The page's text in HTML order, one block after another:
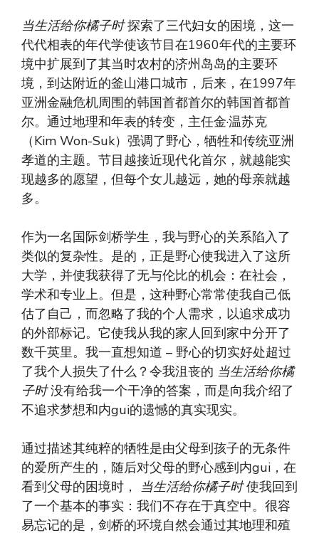
当生活给你橘子时探索了三代妇女的困境，这一
代代相表的年代学使该节目在1960年代的主要环
境中扩展到了其当时农村的济州岛岛的主要环
境，到达附近的釜山港口城市，后来，在1997年
亚洲金融危机周围的韩国首都首尔的韩国首都首
尔。通过地理和年表的转变，主任金·温苏克
（Kim Won-Suk）强调了野心，牺牲和传统亚洲
孝道的主题。节目越接近现代化首尔，就越能实
现越多的愿望，但每个女儿越远，她的母亲就越
多。
作为一名国际剑桥学生，我与野心的关系陷入了
类似的复杂性。是的，正是野心使我进入了这所
大学，并使我获得了无与伦比的机会：在社会，
学术和专业上。但是，这种野心常常使我自己低
估了自己，而忽略了我的个人需求，以追求成功
的外部标记。它使我从我的家人回到家中分开了
数千英里。我一直想知道 – 野心的切实好处超过
了我个人损失了什么？令我沮丧的 当生活给你橘
子时没有给我一个干净的答案，而是向我介绍了
不追求梦想和内gui的遗憾的真实现实。
通过描述其纯粹的牺牲是由父母到孩子的无条件
的爱所产生的，随后对父母的野心感到内gui，在
看到父母的困境时， 当生活给你橘子时使我回到
了一个基本的事实：我们不存在于真空中。很容
易忘记的是，剑桥的环境自然会通过其地理和殖